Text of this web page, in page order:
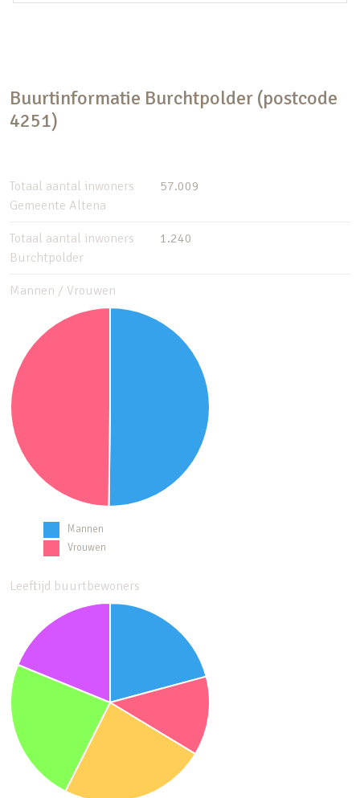
Buurtinformatie Burchtpolder (postcode
4251)
Totaal aantal inwoners
Gemeente Altena
57.009
Totaal aantal inwoners
Burchtpolder
1.240
Mannen / Vrouwen
Mannen
Vrouwen
Leeftijd buurtbewoners